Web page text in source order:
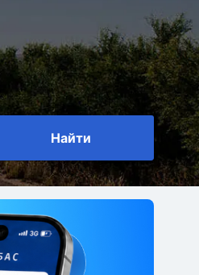
Найти